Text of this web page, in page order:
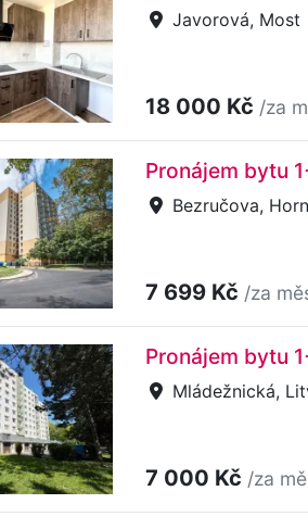
Javorová, Most
18 000 Kč /za
Pronájem bytu
Bezručova,
7 699 Kč /za
Pronájem bytu
Mládežnická,
7 000 Kč /za